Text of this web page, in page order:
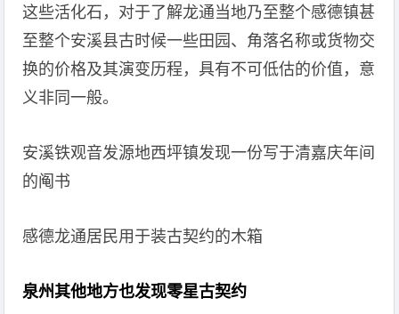
这些活化石，对于了解龙通当地乃至整个感德镇甚
至整个安溪县古时候一些田园、角落名称或货物交
换的价格及其演变历程，具有不可低估的价值，意
义非同一般。
安溪铁观音发源地西坪镇发现一份写于清嘉庆年间
的阄书
感德龙通居民用于装古契约的木箱
泉州其他地方也发现零星古契约